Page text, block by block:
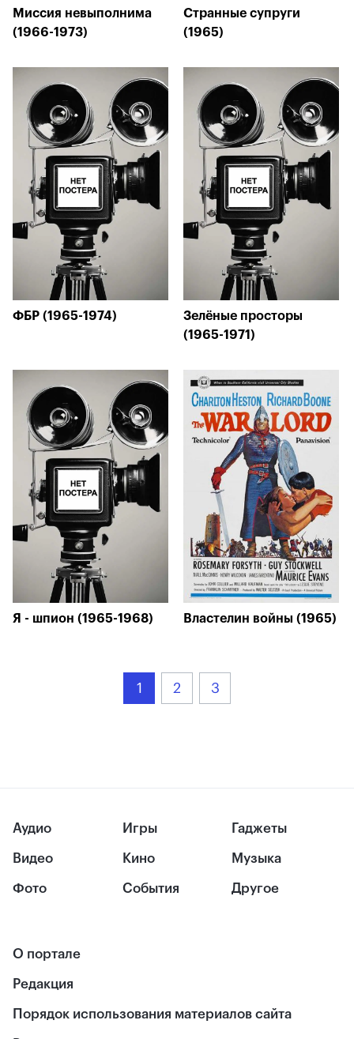
Миссия невыполнима
(1966-1973)
Странные супруги
(1965)
ФБР (1965-1974)
Зелёные просторы
(1965-1971)
Я - шпион (1965-1968) Властелин войны (1965)
1 2 3
Аудио
Видео
Фото
Игры
Кино
События
Гаджеты
Музыка
Другое
О портале
Редакция
Порядок использования материалов сайта